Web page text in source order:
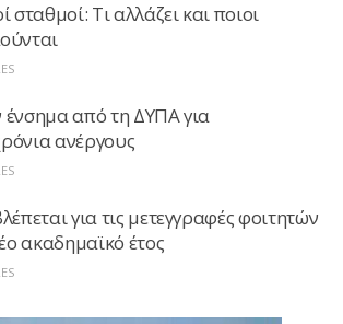
σταθμοί: Τι αλλάζει και ποιοι
από τη ΔΥΠΑ για
ανέργους
για τις μετεγγραφές φοιτητών
ακαδημαϊκό έτος